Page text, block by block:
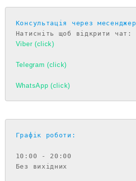
Консультація через месенджер
Viber (click)
Telegram (click)
WhatsApp (click)
Графік роботи:
10:00 - 20:00
Без вихідних